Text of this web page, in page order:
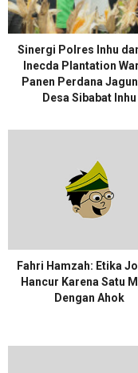
Sinergi Polres Inhu
Inecda Plantation
Panen Perdana
Desa Sibabat Inhu
Fahri Hamzah: Etika
Hancur Karena Satu
Dengan Ahok